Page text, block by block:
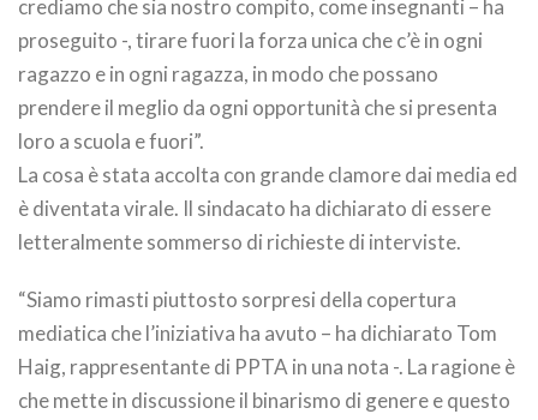
crediamo che sia nostro compito, come insegnanti – ha
proseguito -, tirare fuori la forza unica che c’è in ogni
ragazzo e in ogni ragazza, in modo che possano
prendere il meglio da ogni opportunità che si presenta
loro a scuola e fuori”.
La cosa è stata accolta con grande clamore dai media ed
è diventata virale. Il sindacato ha dichiarato di essere
letteralmente sommerso di richieste di interviste.
“Siamo rimasti piuttosto sorpresi della copertura
mediatica che l’iniziativa ha avuto – ha dichiarato Tom
Haig, rappresentante di PPTA in una nota -. La ragione è
che mette in discussione il binarismo di genere e questo